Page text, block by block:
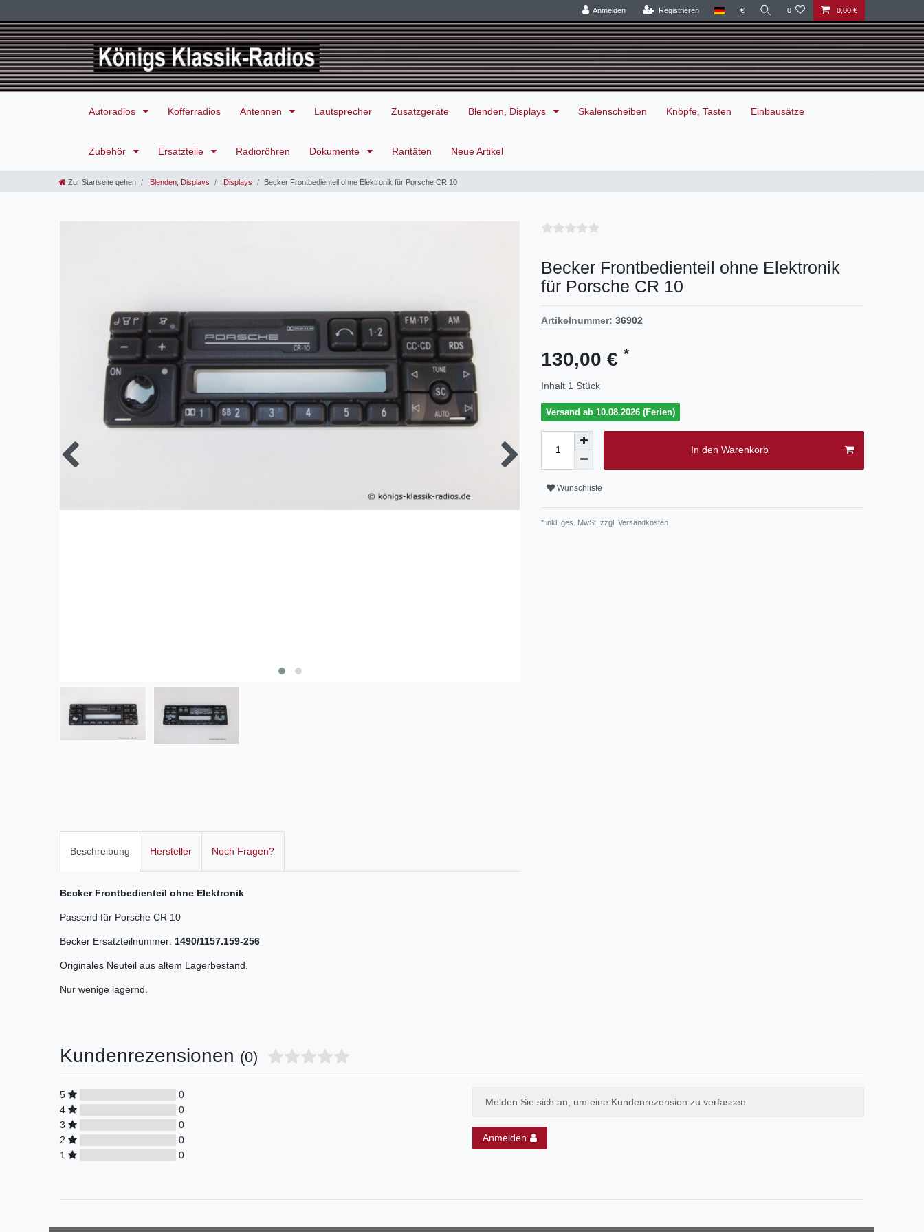
Anmelden Registrieren € 0 0,00 €
Autoradios Kofferradios Antennen Lautsprecher Zusatzgeräte Blenden, Displays Skalenscheiben Knöpfe, Tasten Einbausätze
Zubehör Ersatzteile Radioröhren Dokumente Raritäten Neue Artikel
Zur Startseite gehen Blenden, Displays Displays Becker Frontbedienteil ohne Elektronik für Porsche CR 10
Becker Frontbedienteil ohne Elektronik
für Porsche CR 10
Artikelnummer: 36902
130,00 € *
Inhalt 1 Stück
Versand ab 10.08.2026 (Ferien)
In den Warenkorb
Wunschliste
* inkl. ges. MwSt. zzgl. Versandkosten
Beschreibung Hersteller Noch Fragen?
Becker Frontbedienteil ohne Elektronik
Passend für Porsche CR 10
Becker Ersatzteilnummer: 1490/1157.159-256
Originales Neuteil aus altem Lagerbestand.
Nur wenige lagernd.
Kundenrezensionen (0)
5
0
4
0
3
0
2
0
1
0
Melden Sie sich an, um eine Kundenrezension zu verfassen.
Anmelden